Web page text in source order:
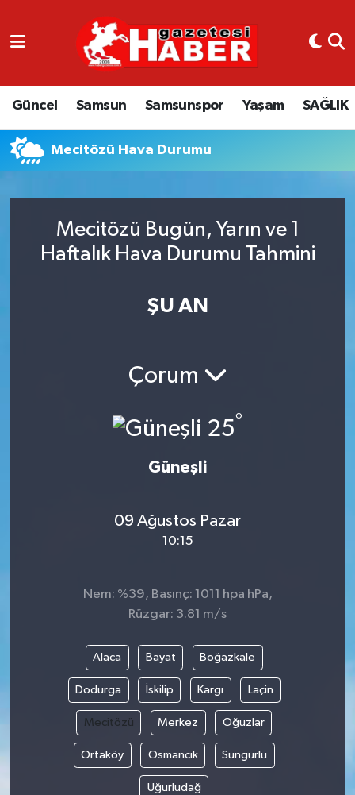
Güncel Samsun Samsunspor Yaşam SAĞLIK
Mecitözü Hava Durumu
Mecitözü Bugün, Yarın ve 1
Haftalık Hava Durumu Tahmini
ŞU AN
Çorum
25°
Güneşli
09 Ağustos Pazar
10:15
Nem: %39, Basınç: 1011 hpa hPa,
Rüzgar: 3.81 m/s
Alaca Bayat Boğazkale
Dodurga İskilip Kargı Laçin
Mecitözü Merkez Oğuzlar
Ortaköy Osmancık Sungurlu
Uğurludağ
GÜNCEL
SAMSUN
YAŞAM